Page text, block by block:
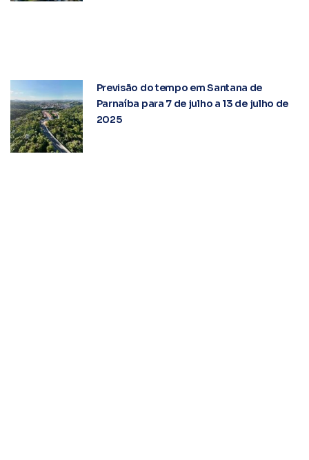
Previsão do tempo em Santana de
Parnaíba para 7 de julho a 13 de julho de
2025